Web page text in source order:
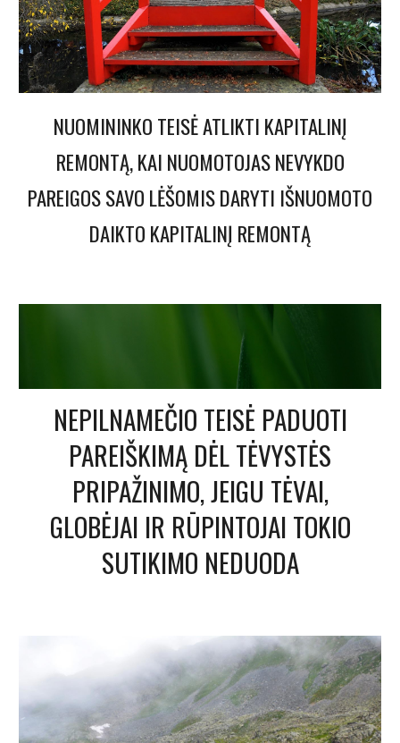
NUOMININKO TEISĖ ATLIKTI KAPITALINĮ
REMONTĄ, KAI NUOMOTOJAS NEVYKDO
PAREIGOS SAVO LĖŠOMIS DARYTI IŠNUOMOTO
DAIKTO KAPITALINĮ REMONTĄ
NEPILNAMEČIO TEISĖ PADUOTI
PAREIŠKIMĄ DĖL TĖVYSTĖS
PRIPAŽINIMO, JEIGU TĖVAI,
GLOBĖJAI IR RŪPINTOJAI TOKIO
SUTIKIMO NEDUODA